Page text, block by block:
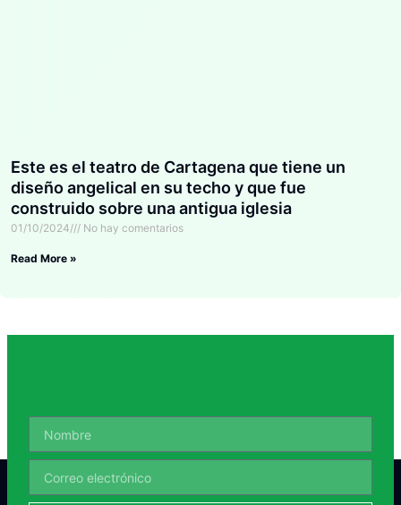
Este es el teatro de Cartagena que tiene un
diseño angelical en su techo y que fue
construido sobre una antigua iglesia
01/10/2024 No hay comentarios
Read More »